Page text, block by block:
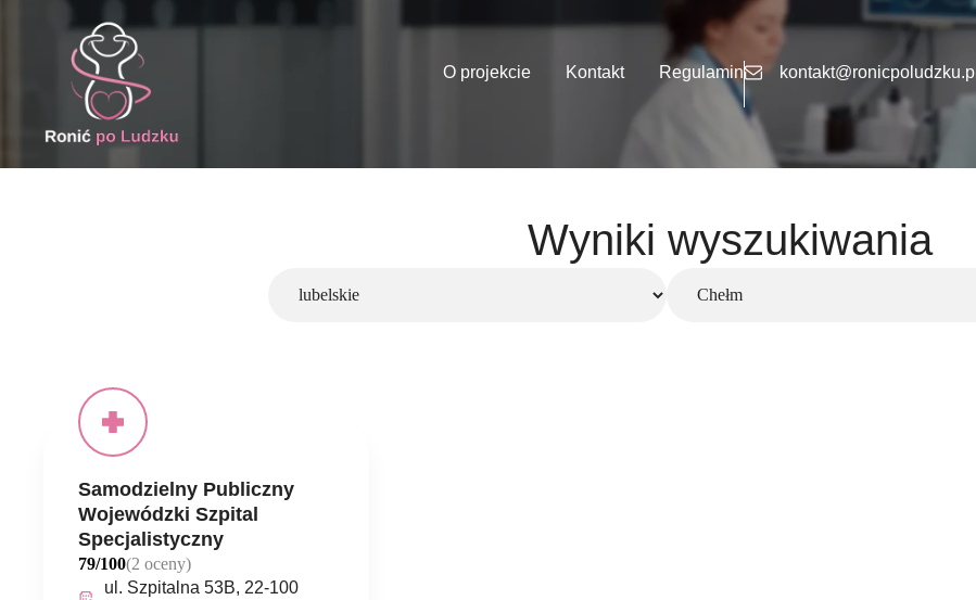
O projekcie Kontakt Regulamin kontakt@ronicpoludzku.pl
Wyniki wyszukiwania
Samodzielny Publiczny
Wojewódzki Szpital
Specjalistyczny
79/100(2 oceny)
ul. Szpitalna 53B, 22-100